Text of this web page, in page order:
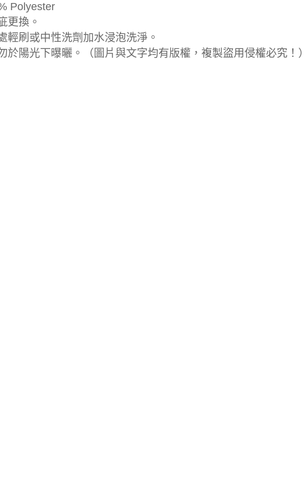
Polyester
更換。
刷或中性洗劑加水浸泡洗淨。
於陽光下曝曬。（圖片與文字均有版權，複製盜用侵權必究！）